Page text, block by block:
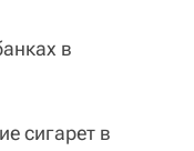
в
сигарет в